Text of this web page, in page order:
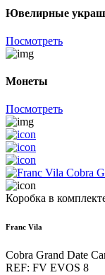
Ювелирные
Посмотреть
Монеты
Посмотреть
Коробка в
Franc Vila
Cobra Grand Date
REF: FV EVOS 8